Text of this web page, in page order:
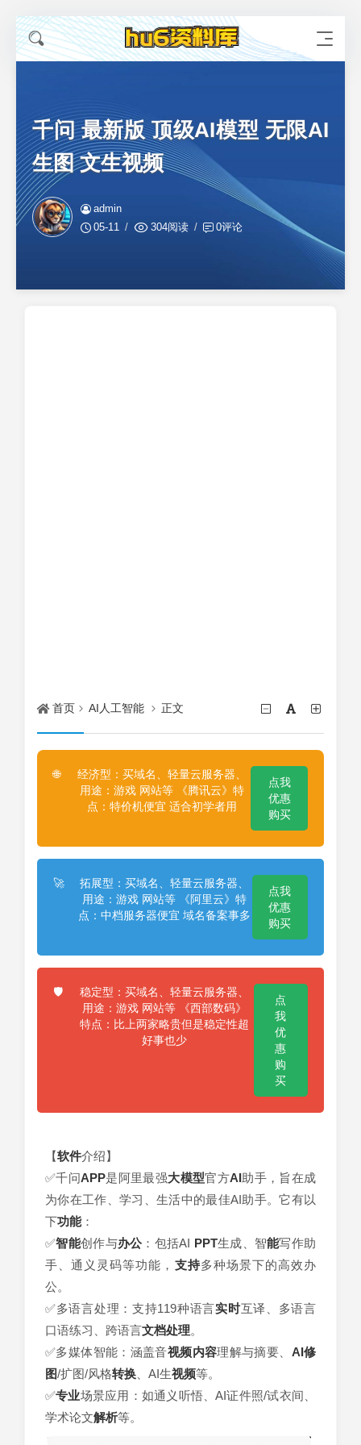
千问 最新版 顶级AI模型 无限AI
生图 文生视频
admin
05-11
304阅读 0评论
首页 AI人工智能 正文
🌐
经济型：买域名、轻量云服务器、
用途：游戏 网站等 《腾讯云》特
点：特价机便宜 适合初学者用
点我
优惠
购买
🚀
拓展型：买域名、轻量云服务器、
用途：游戏 网站等 《阿里云》特
点：中档服务器便宜 域名备案事多
点我
优惠
购买
🛡️
稳定型：买域名、轻量云服务器、
用途：游戏 网站等 《西部数码》
特点：比上两家略贵但是稳定性超
好事也少
点
我
优
惠
购
买
【软件介绍】
✅千问APP是阿里最强大模型官方AI助手，旨在成
为你在工作、学习、生活中的最佳AI助手。它有以
下功能：
✅智能创作与办公：包括AI PPT生成、智能写作助
手、通义灵码等功能， 支持多种场景下的高效办
公。
✅多语言处理：支持119种语言实时互译、多语言
口语练习、跨语言文档处理。
✅多媒体智能：涵盖音视频内容理解与摘要、 AI修
图/扩图/风格转换 、AI生视频等。
✅专业场景应用：如通义听悟、AI证件照/试衣间、
学术论文解析等。